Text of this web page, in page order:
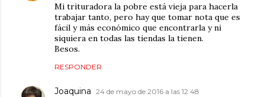
Mi trituradora la pobre está vieja para hacerla
trabajar tanto, pero hay que tomar nota que es
fácil y más económico que encontrarla y ni
siquiera en todas las tiendas la tienen.
Besos.
RESPONDER
Joaquina 24 de mayo de 2016 a las 12:48